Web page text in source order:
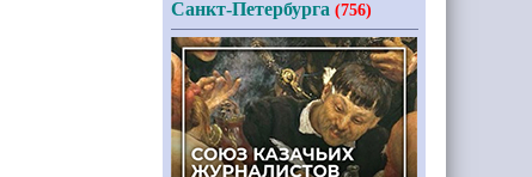
Санкт-Петербурга (756)